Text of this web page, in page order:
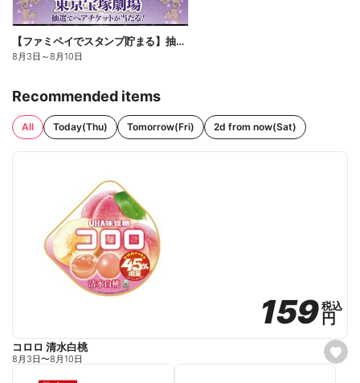
【ファミペイでスタンプ貯まる】抽選でペアチケットが当たる!
8月3日 ～8月10日
Recommended items
All Today(Thu) Tomorrow(Fri) 2d from now(Sat)
s
e
159
159税込
税込
円
円
コロロ 清水白桃
8月3日〜8月10日